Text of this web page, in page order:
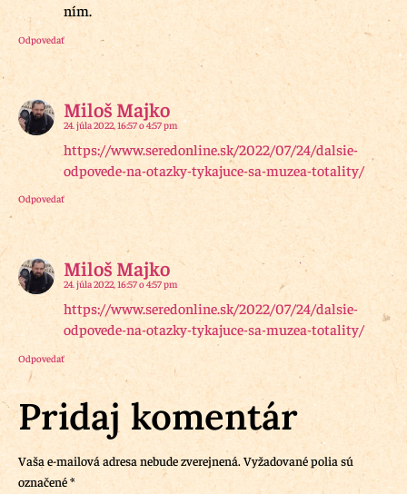
ním.
Odpovedať
Miloš Majko
24. júla 2022, 16:57 o 4:57 pm
https://www.seredonline.sk/2022/07/24/dalsie-
odpovede-na-otazky-tykajuce-sa-muzea-totality/
Odpovedať
Miloš Majko
24. júla 2022, 16:57 o 4:57 pm
https://www.seredonline.sk/2022/07/24/dalsie-
odpovede-na-otazky-tykajuce-sa-muzea-totality/
Odpovedať
Pridaj komentár
Vaša e-mailová adresa nebude zverejnená. Vyžadované polia sú
označené*